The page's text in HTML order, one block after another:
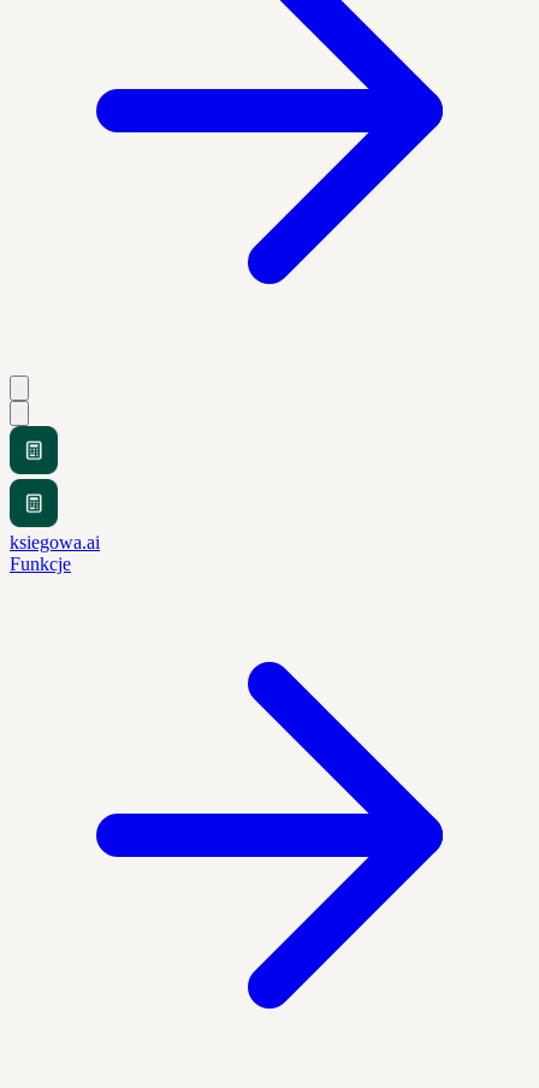
ksiegowa.ai
Funkcje